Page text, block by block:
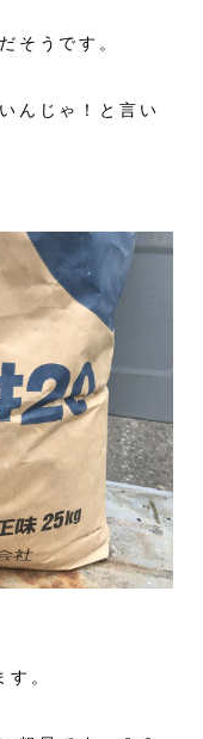
そうです。
んじゃ！と言い
。